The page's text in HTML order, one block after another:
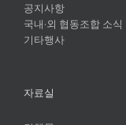
공지사항
국내·외 협동조합 소식
기타행사
자료실